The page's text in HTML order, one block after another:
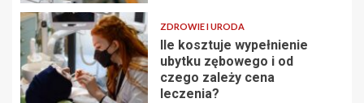
ZDROWIE I URODA
Ile kosztuje wypełnienie
ubytku zębowego i od
czego zależy cena
leczenia?